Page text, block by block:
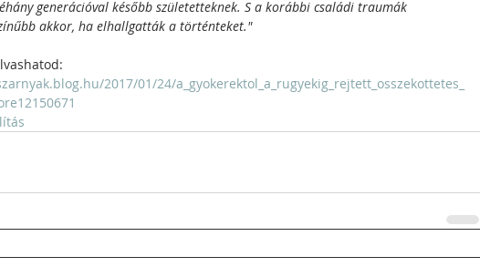
generációval később születetteknek. S a korábbi családi traumák
akkor, ha elhallgatták a történteket."
2017/01/24/a_gyokerektol_a_rugyekig_rejtett_osszekottetes_